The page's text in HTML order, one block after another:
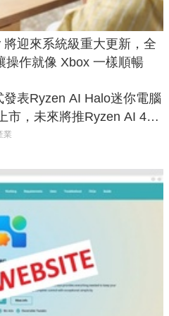
迎來系統級重大更新，全
操作就像 Xbox 一樣順暢
發表Ryzen AI Halo迷你電腦
市，未來將推Ryzen AI 400
理器與對應升級版
業